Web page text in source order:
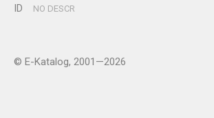
ID NO DESCR
© E-Katalog, 2001—2026